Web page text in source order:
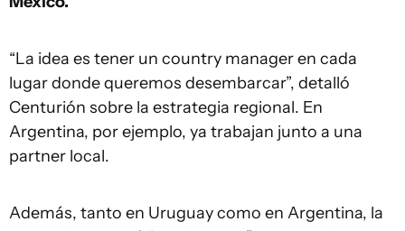
“La idea es tener un country manager en cada
lugar donde queremos desembarcar”, detalló
Centurión sobre la estrategia regional. En
Argentina, por ejemplo, ya trabajan junto a una
partner local.
Además, tanto en Uruguay como en Argentina, la